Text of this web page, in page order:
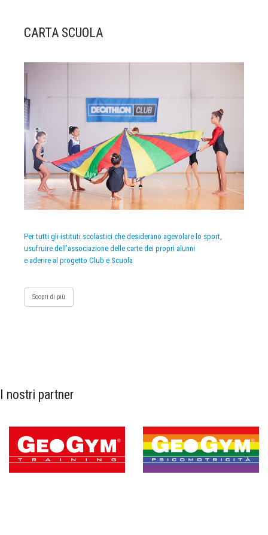
CARTA SCUOLA
Per tutti gli istituti scolastici che desiderano agevolare lo sport,
usufruire dell’associazione delle carte dei propri alunni
e aderire al progetto Club e Scuola
Scopri di più
I nostri partner